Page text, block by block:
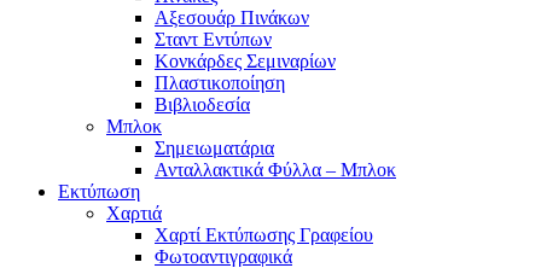
Αξεσουάρ Πινάκων
Σταντ Εντύπων
Κονκάρδες Σεμιναρίων
Πλαστικοποίηση
Βιβλιοδεσία
Μπλοκ
Σημειωματάρια
Ανταλλακτικά Φύλλα – Μπλοκ
Εκτύπωση
Χαρτιά
Χαρτί Εκτύπωσης Γραφείου
Φωτοαντιγραφικά